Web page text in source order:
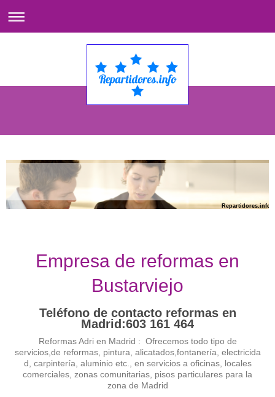
Repartidores.info
Empresa de reformas en
Bustarviejo
Teléfono de contacto reformas en
Madrid:603 161 464
Reformas Adri en Madrid : Ofrecemos todo tipo de
servicios,de reformas, pintura, alicatados,fontanería, electricida
d, carpintería, aluminio etc., en servicios a oficinas, locales
comerciales, zonas comunitarias, pisos particulares para la
zona de Madrid